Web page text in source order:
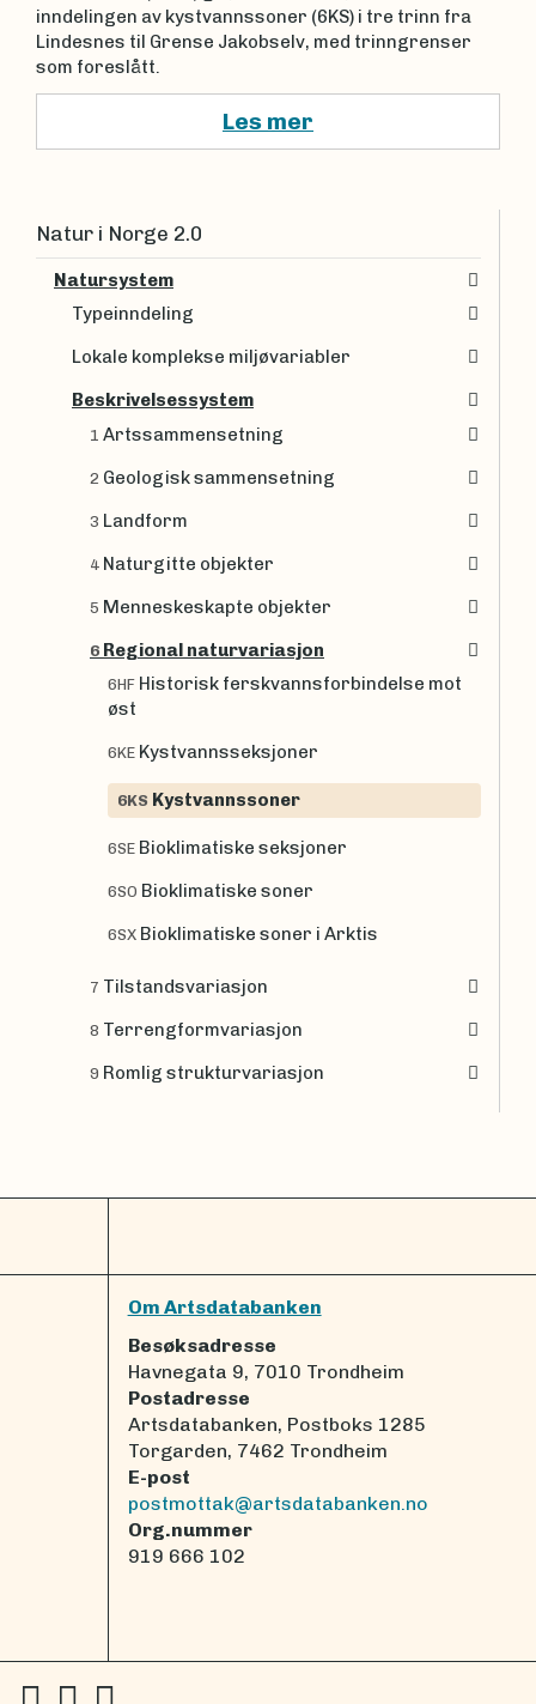
inndelingen av kystvannssoner (6KS) i tre trinn fra
Lindesnes til Grense Jakobselv, med trinngrenser
som foreslått.
Les mer
Natur i Norge 2.0
Natursystem
Typeinndeling
Lokale komplekse miljøvariabler
Beskrivelsessystem
1 Artssammensetning
2 Geologisk sammensetning
3 Landform
4 Naturgitte objekter
5 Menneskeskapte objekter
6 Regional naturvariasjon
6HF Historisk ferskvannsforbindelse mot
øst
6KE Kystvannsseksjoner
6KS Kystvannssoner
6SE Bioklimatiske seksjoner
6SO Bioklimatiske soner
6SX Bioklimatiske soner i Arktis
7 Tilstandsvariasjon
8 Terrengformvariasjon
9 Romlig strukturvariasjon
Om Artsdatabanken
Besøksadresse
Havnegata 9, 7010 Trondheim
Postadresse
Artsdatabanken, Postboks 1285
Torgarden, 7462 Trondheim
E-post
postmottak@artsdatabanken.no
Org.nummer
919 666 102